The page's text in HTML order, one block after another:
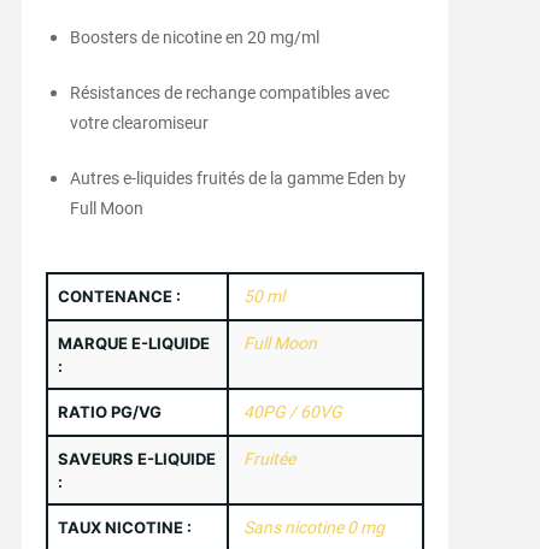
Boosters de nicotine en 20 mg/ml
Résistances de rechange compatibles avec
votre clearomiseur
Autres e-liquides fruités de la gamme Eden by
Full Moon
CONTENANCE : 50 ml
MARQUE E-LIQUIDE
:
Full Moon
RATIO PG/VG 40PG / 60VG
SAVEURS E-LIQUIDE
:
Fruitée
TAUX NICOTINE : Sans nicotine 0 mg